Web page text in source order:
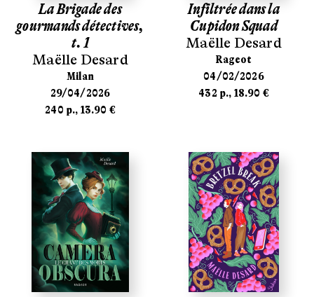
La Brigade des
gourmands détectives,
t. 1
Maëlle Desard
Milan
29/04/2026
240 p., 13.90 €
Infiltrée dans la
Cupidon Squad
Maëlle Desard
Rageot
04/02/2026
432 p., 18.90 €